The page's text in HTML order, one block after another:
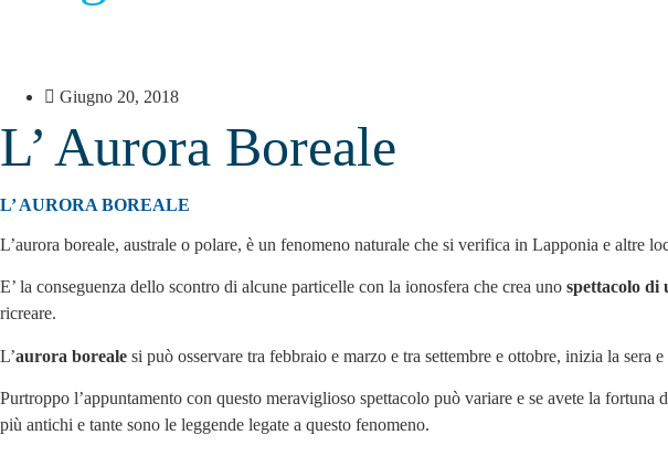
Giugno 20, 2018
L’ Aurora Boreale
L’ AURORA BOREALE
L’aurora boreale, australe o polare, è un fenomeno naturale che si verifica in Lapponia e altre
E’ la conseguenza dello scontro di alcune particelle con la ionosfera che crea uno spettacolo di
ricreare.
L’aurora boreale si può osservare tra febbraio e marzo e tra settembre e ottobre, inizia la sera
Purtroppo l’appuntamento con questo meraviglioso spettacolo può variare e se avete la
più antichi e tante sono le leggende legate a questo fenomeno.